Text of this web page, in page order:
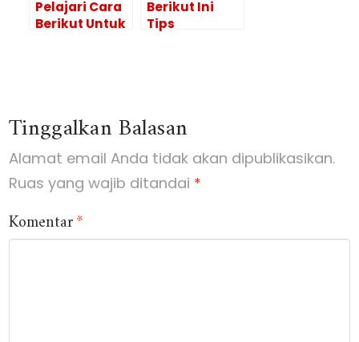
Pelajari Cara
Berikut Untuk
Berikut Ini
Tips
Tinggalkan Balasan
Alamat email Anda tidak akan dipublikasikan.
Ruas yang wajib ditandai *
Komentar*